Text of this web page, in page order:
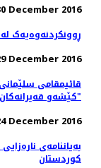
December 2016
ڕوونکردنەوەیەک
December 2016
كێشه‌و قه‌یرانه‌كان بێت"
December 2016
بەیاننامەی
كوردستان